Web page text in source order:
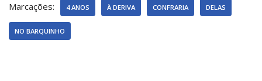
Marcações: 4 ANOS À DERIVA CONFRARIA DELAS
NO BARQUINHO